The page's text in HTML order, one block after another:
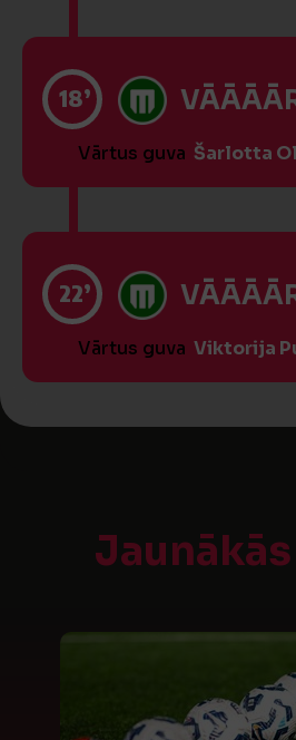
18’
Vārtus guva Šarlotta
22’
Vārtus guva Viktorija